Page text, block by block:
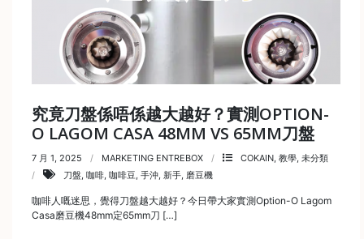
究竟刀盤係唔係越大越好？實測OPTION-
O LAGOM CASA 48MM VS 65MM刀盤
7 月 1, 2025 MARKETING ENTREBOX COKAIN, 教學, 未分類
刀盤, 咖啡, 咖啡豆, 手沖, 新手, 磨豆機
咖啡人嘅迷思，覺得刀盤越大越好？今日帶大家實測Option-O Lagom
Casa磨豆機48mm定65mm刀 […]